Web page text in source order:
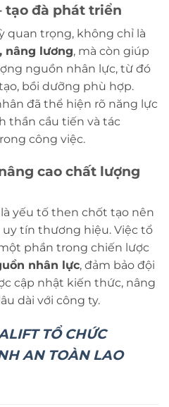
tạo đà phát triển
quan trọng, không chỉ là
nâng lương, mà còn giúp
nguồn nhân lực, từ đó
bồi dưỡng phù hợp.
đã thể hiện rõ năng lực
thần cầu tiến và tác
công việc.
cao chất lượng
là yếu tố then chốt tạo nên
tín thương hiệu. Việc tổ
phần trong chiến lược
nhân lực, đảm bảo đội
cập nhật kiến thức, nâng
dài với công ty.
TỔ CHỨC
AN TOÀN LAO